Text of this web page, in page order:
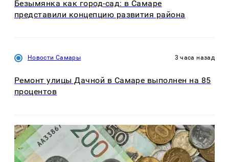
Безымянка как город-сад: в Самаре
представили концепцию развития района
Новости Самары 3 часа назад
Ремонт улицы Дачной в Самаре выполнен на 85
процентов